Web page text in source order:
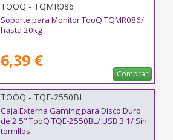
TOOQ - TQMR086
Soporte para Monitor TooQ TQMR086/
hasta 20kg
6,39 €
Comprar
TOOQ - TQE-2550BL
Caja Externa Gaming para Disco Duro
de 2.5" TooQ TQE-2550BL/ USB 3.1/ Sin
tornillos